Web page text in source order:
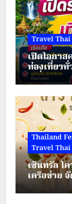
Daily
Travel
เปิดโอกา
ท่องเที่ยว
เคลื่อนเศ
Thailand
Travel
เซ็นทรัล โ
เครือข่าย
เมืองมีเส้
Soft